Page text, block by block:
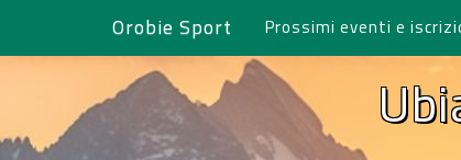
Orobie Sport Prossimi eventi e